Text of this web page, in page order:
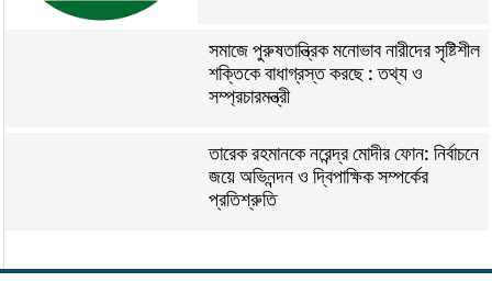
সমাজে পুরুষতান্ত্রিক মনোভাব নারীদের সৃষ্টিশীল
শক্তিকে বাধাগ্রস্ত করছে : তথ্য ও
সম্প্রচারমন্ত্রী
তারেক রহমানকে নরেন্দ্র মোদীর ফোন: নির্বাচনে
জয়ে অভিনন্দন ও দ্বিপাক্ষিক সম্পর্কের
প্রতিশ্রুতি